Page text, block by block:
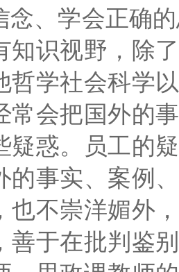
念、学会正确
知识视野，除
哲学社会科学
常会把国外的
疑惑。员工的
的事实、案例
也不崇洋媚外
善于在批判鉴